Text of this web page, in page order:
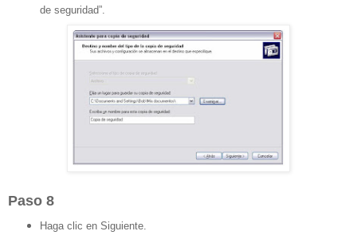
de seguridad”.
Paso 8
Haga clic en Siguiente.